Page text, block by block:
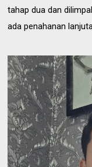
tahap dua dan
ada penahanan